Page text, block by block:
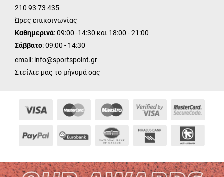
210 93 73 435
Ώρες επικοινωνίας
Καθημερινά: 09:00 -14:30 και 18:00 - 21:00
Σάββατο: 09:00 - 14:30
email: info@sportspoint.gr
Στείλτε μας το μήνυμά σας